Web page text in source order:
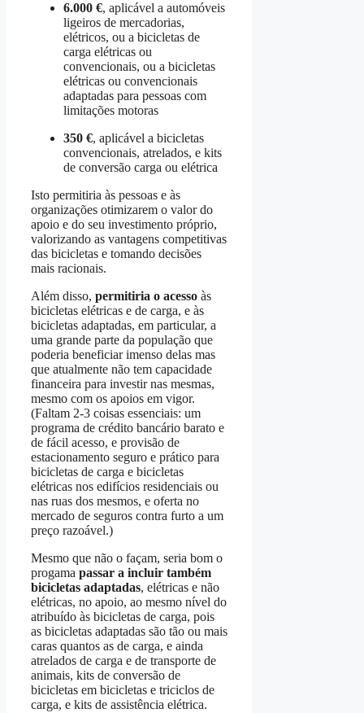
6.000 €, aplicável a automóveis
ligeiros de mercadorias,
elétricos, ou a bicicletas de
carga elétricas ou
convencionais, ou a bicicletas
elétricas ou convencionais
adaptadas para pessoas com
limitações motoras
350 €, aplicável a bicicletas
convencionais, atrelados, e kits
de conversão carga ou elétrica
Isto permitiria às pessoas e às
organizações otimizarem o valor do
apoio e do seu investimento próprio,
valorizando as vantagens competitivas
das bicicletas e tomando decisões
mais racionais.
Além disso, permitiria o acesso às
bicicletas elétricas e de carga, e às
bicicletas adaptadas, em particular, a
uma grande parte da população que
poderia beneficiar imenso delas mas
que atualmente não tem capacidade
financeira para investir nas mesmas,
mesmo com os apoios em vigor.
(Faltam 2-3 coisas essenciais: um
programa de crédito bancário barato e
de fácil acesso, e provisão de
estacionamento seguro e prático para
bicicletas de carga e bicicletas
elétricas nos edifícios residenciais ou
nas ruas dos mesmos, e oferta no
mercado de seguros contra furto a um
preço razoável.)
Mesmo que não o façam, seria bom o
progama passar a incluir também
bicicletas adaptadas, elétricas e não
elétricas, no apoio, ao mesmo nível do
atribuído às bicicletas de carga, pois
as bicicletas adaptadas são tão ou mais
caras quantos as de carga, e ainda
atrelados de carga e de transporte de
animais, kits de conversão de
bicicletas em bicicletas e triciclos de
carga, e kits de assistência elétrica.